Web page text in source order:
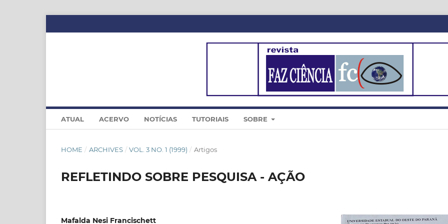
ATUAL ACERVO NOTÍCIAS TUTORIAIS SOBRE
HOME / ARCHIVES / VOL. 3 NO. 1 (1999) / Artigos
REFLETINDO SOBRE PESQUISA - AÇÃO
Mafalda Nesi Francischett